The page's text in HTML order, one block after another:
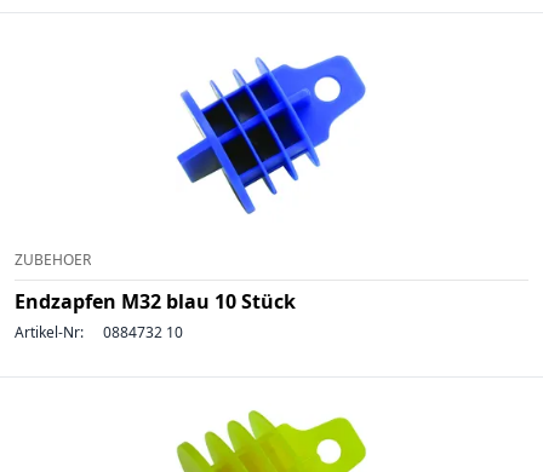
ZUBEHOER
Endzapfen M32 blau 10 Stück
Artikel-Nr: 0884732 10